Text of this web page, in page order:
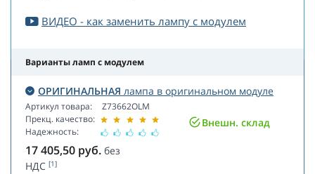
ВИДЕО - как заменить лампу с модулем
Варианты ламп с модулем
ОРИГИНАЛЬНАЯ лампа в оригинальном модуле
Артикул товара:
Прекц. качество:
Надежность:
Z73662OLM
Внешн. склад
17 405,50 руб. без
НДС [1]